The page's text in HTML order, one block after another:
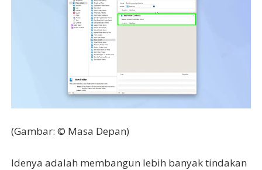
(Gambar: © Masa Depan)
Idenya adalah membangun lebih banyak tindakan